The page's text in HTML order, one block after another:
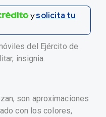
ysolicita tu
del Ejército de
insignia.
son aproximaciones
con los colores,